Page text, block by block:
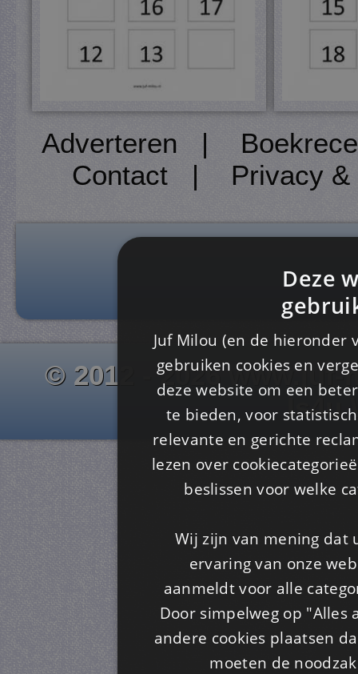
Adverteren |
Contact| Privacy
© 2012 - 2026
Is4u
Deze
Juf Milou (en de
gebruiken cookies en
deze website om een
te bieden, voor
relevante en gerichte
lezen over
beslissen voor welke
Wij zijn van mening dat
ervaring van onze
aanmeldt voor alle
Door simpelweg op
andere cookies plaatsen
moeten de